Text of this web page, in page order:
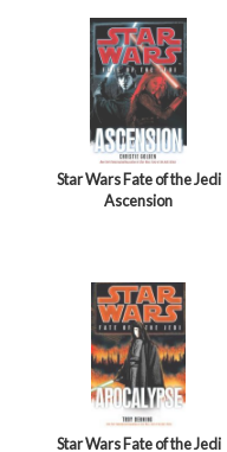
Star Wars Fate of the Jedi
Ascension
Star Wars Fate of the Jedi